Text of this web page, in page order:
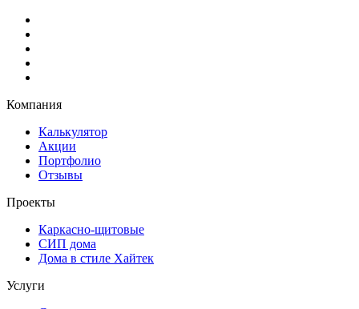
Компания
Калькулятор
Акции
Портфолио
Отзывы
Проекты
Каркасно-щитовые
СИП дома
Дома в стиле Хайтек
Услуги